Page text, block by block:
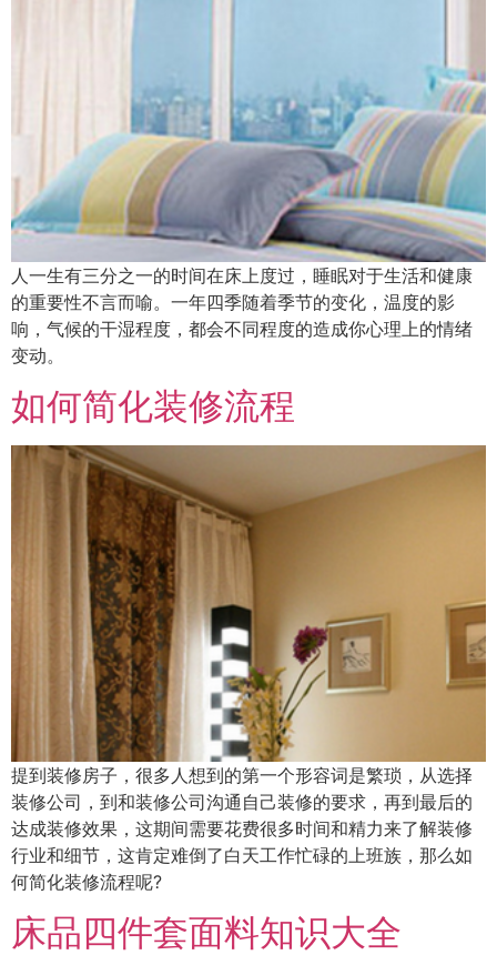
人一生有三分之一的时间在床上度过，睡眠对于生活和健康
的重要性不言而喻。一年四季随着季节的变化，温度的影
响，气候的干湿程度，都会不同程度的造成你心理上的情绪
变动。
如何简化装修流程
提到装修房子，很多人想到的第一个形容词是繁琐，从选择
装修公司，到和装修公司沟通自己装修的要求，再到最后的
达成装修效果，这期间需要花费很多时间和精力来了解装修
行业和细节，这肯定难倒了白天工作忙碌的上班族，那么如
何简化装修流程呢?
床品四件套面料知识大全